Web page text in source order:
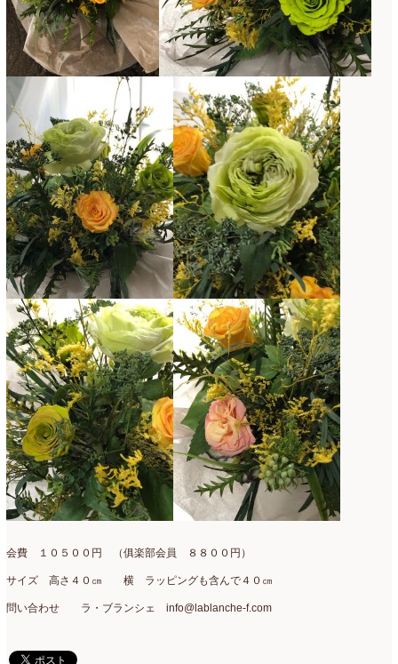
会費 １０５００円 （俱楽部会員 ８８００円）
サイズ 高さ４０㎝ 横 ラッピングも含んで４０㎝
問い合わせ ラ・ブランシェ info@lablanche-f.com